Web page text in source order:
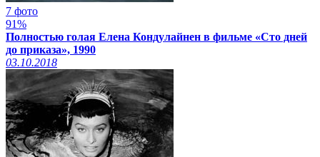
7 фото
91%
Полностью голая Елена Кондулайнен в фильме «Сто дней
до приказа», 1990
03.10.2018